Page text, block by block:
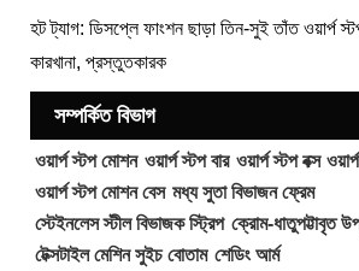
হট ট্যাগ: ডিসপ্লে ফাংশন ছাড়া তিন-সুই তাঁত ওয়ার্প
কারখানা, প্রস্তুতকারক
সম্পর্কিত বিভাগ
ওয়ার্প স্টপ মোশন ওয়ার্প স্টপ বার ওয়ার্প স্টপ বক্স
ওয়ার্প স্টপ মোশন বেস মধ্য সুতা বিভাজন ফ্রেম
স্টেইনলেস স্টীল বিভাজক স্ট্রিপ ক্রোম-ধাতুপট্টাবৃত
টেক্সটাইল মেশিন সুইচ বোতাম শেডিং আর্ম